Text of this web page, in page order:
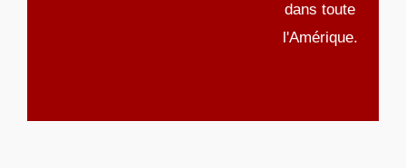
dans toute
l'Amérique.